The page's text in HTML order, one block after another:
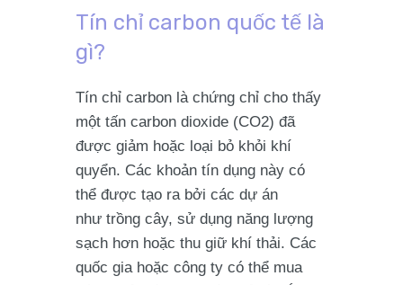
Tín chỉ carbon quốc tế là
gì?
Tín chỉ carbon là chứng chỉ cho thấy
một tấn carbon dioxide (CO2) đã
được giảm hoặc loại bỏ khỏi khí
quyển. Các khoản tín dụng này có
thể được tạo ra bởi các dự án
như trồng cây, sử dụng năng lượng
sạch hơn hoặc thu giữ khí thải. Các
quốc gia hoặc công ty có thể mua